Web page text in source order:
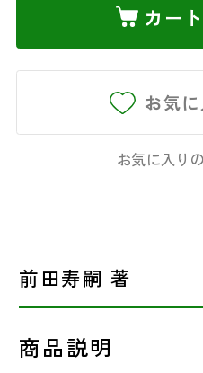
カー
お気
お気に入り
前田寿嗣 著
商品説明